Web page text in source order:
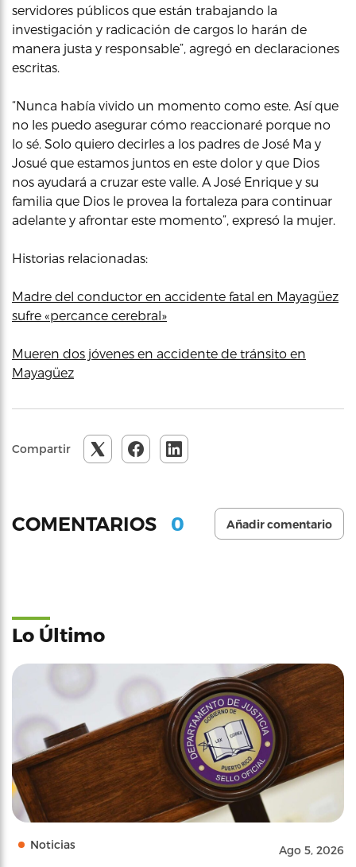
servidores públicos que están trabajando la
investigación y radicación de cargos lo harán de
manera justa y responsable”, agregó en declaraciones
escritas.
“Nunca había vivido un momento como este. Así que
no les puedo asegurar cómo reaccionaré porque no
lo sé. Solo quiero decirles a los padres de José Ma y
Josué que estamos juntos en este dolor y que Dios
nos ayudará a cruzar este valle. A José Enrique y su
familia que Dios le provea la fortaleza para continuar
adelante y afrontar este momento”, expresó la mujer.
Historias relacionadas:
Madre del conductor en accidente fatal en Mayagüez
sufre «percance cerebral»
Mueren dos jóvenes en accidente de tránsito en
Mayagüez
Compartir
COMENTARIOS 0 Añadir comentario
Lo Último
Noticias Ago 5, 2026